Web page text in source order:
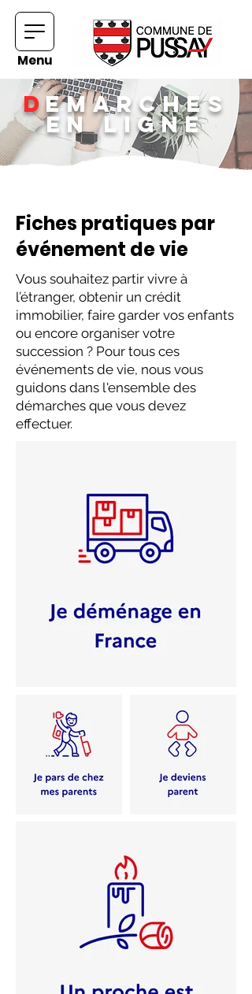
Menu
DEMARCHES
EN LIGNE
Fiches pratiques par
événement de vie
Vous souhaitez partir vivre à
l’étranger, obtenir un crédit
immobilier, faire garder vos enfants
ou encore organiser votre
succession ? Pour tous ces
événements de vie, nous vous
guidons dans l'ensemble des
démarches que vous devez
effectuer.